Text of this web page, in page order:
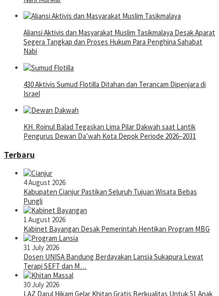
Aliansi Aktivis dan Masyarakat Muslim Tasikmalaya Desak Aparat
Segera Tangkap dan Proses Hukum Para Penghina Sahabat
Nabi
430 Aktivis Sumud Flotilla Ditahan dan Terancam Dipenjara di
Israel
KH. Roinul Balad Tegaskan Lima Pilar Dakwah saat Lantik
Pengurus Dewan Da’wah Kota Depok Periode 2026–2031
Terbaru
4 August 2026
Kabupaten Cianjur Pastikan Seluruh Tujuan Wisata Bebas
Pungli
1 August 2026
Kabinet Bayangan Desak Pemerintah Hentikan Program MBG
31 July 2026
Dosen UNISA Bandung Berdayakan Lansia Sukapura Lewat
Terapi SEFT dan M…
30 July 2026
LAZ Darul Hikam Gelar Khitan Gratis Berkualitas Untuk 51 Anak